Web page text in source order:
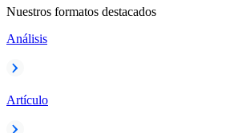
Nuestros formatos destacados
Análisis
Artículo